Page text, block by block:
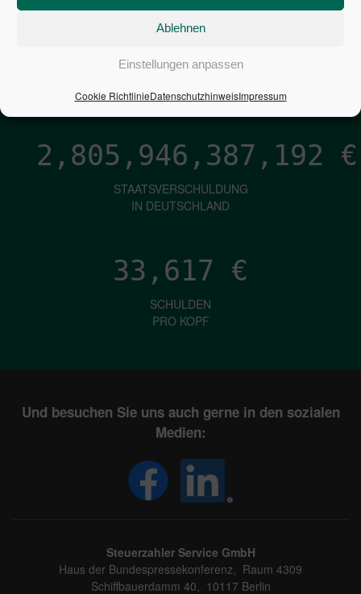
Ablehnen
Einstellungen anpassen
Cookie RichtlinieDatenschutzhinweisImpressum
1,601
ZINSEN
PRO SEKUNDE
2,805,946,388,447 €
STAATSVERSCHULDUNG
IN DEUTSCHLAND
33,617 €
SCHULDEN
PRO KOPF
Und besuchen Sie uns auch gerne in den sozialen
Medien:
Steuerzahler Service GmbH
Haus der Bundespressekonferenz, Raum 4309
Schiffbauerdamm 40, 10117 Berlin